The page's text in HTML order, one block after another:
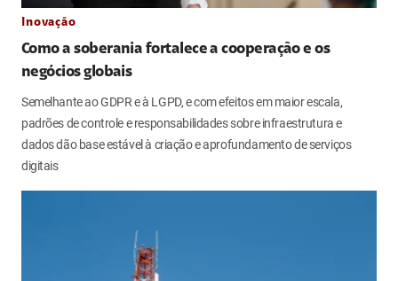
Inovação
Como a soberania fortalece a cooperação e os
negócios globais
Semelhante ao GDPR e à LGPD, e com efeitos em maior escala,
padrões de controle e responsabilidades sobre infraestrutura e
dados dão base estável à criação e aprofundamento de serviços
digitais